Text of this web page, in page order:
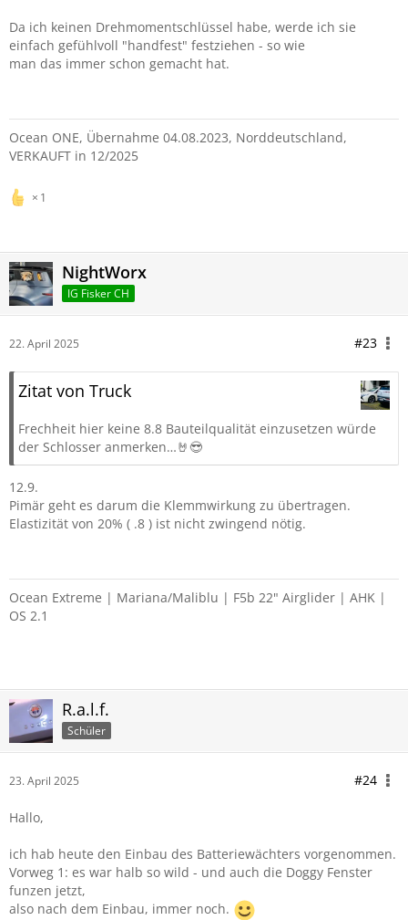
Da ich keinen Drehmomentschlüssel habe, werde ich sie
einfach gefühlvoll "handfest" festziehen - so wie
man das immer schon gemacht hat.
Ocean ONE, Übernahme 04.08.2023, Norddeutschland,
VERKAUFT in 12/2025
1
NightWorx
IG Fisker CH
22. April 2025 #23
Zitat von Truck
Frechheit hier keine 8.8 Bauteilqualität einzusetzen würde
der Schlosser anmerken…🤘😎
12.9.
Pimär geht es darum die Klemmwirkung zu übertragen.
Elastizität von 20% ( .8 ) ist nicht zwingend nötig.
Ocean Extreme | Mariana/Maliblu | F5b 22" Airglider | AHK |
OS 2.1
R.a.l.f.
Schüler
23. April 2025 #24
Hallo,
ich hab heute den Einbau des Batteriewächters vorgenommen.
Vorweg 1: es war halb so wild - und auch die Doggy Fenster
funzen jetzt,
also nach dem Einbau, immer noch.